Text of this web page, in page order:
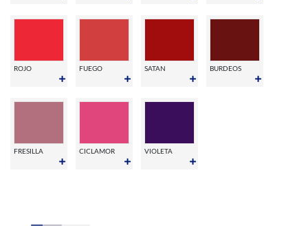
ROJO FUEGO SATAN BURDEOS
FRESILLA CICLAMOR VIOLETA